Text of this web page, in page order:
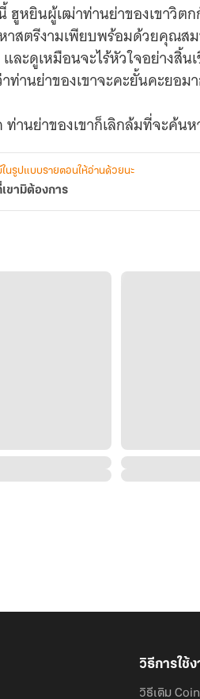
ผู้เฒ่าท่านย่าของเขาวิตกกังวลเป็นอย่างมาก เพรา
ตรีงามเพียบพร้อมด้วยคุณสมบัติใด เขาก็มิ
ละดูเหมือนจะไร้หัวใจอย่างสิ้
ท่านย่าของเขาจะคะยั้นคะยอม
ย่าของเขาก็เลิกล้มที่จะค้นหาสาวงามที่อยู่นอ
องไม่น้อยของหลานสาวของแม่นมหวง และนั่นคือที่มาของ
าไปในห้องของเจ้าบ่าวในทันที โดยที่แม้แต่ตัวเจ้าบ่าวเองก็มิได้รู้ว่า
ล้ว
ในรูปแบบรายตอนให้อ่านด้วยนะ
เขามิต้องการ
วิธีการใช้
วิธีเติม